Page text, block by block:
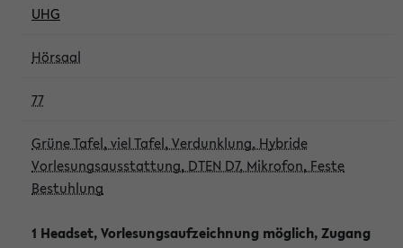
UHG
Hörsaal
77
Grüne Tafel, viel Tafel, Verdunklung, Hybride
Vorlesungsausstattung, DTEN D7, Mikrofon, Feste
Bestuhlung
1 Headset, Vorlesungsaufzeichnung möglich, Zugang